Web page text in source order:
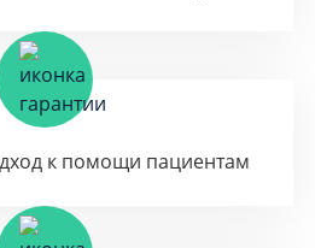
к помощи пациентам